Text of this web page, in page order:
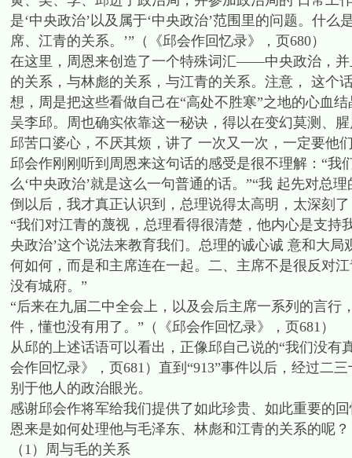
是‘中央政治’以及属于‘中央政治’范围里的问题。什
席、江青的关系。’”（《邱会作回忆录》，页680）
在这里，周恩来创造了一个特殊词汇——中央政治，并
的关系，与林彪的关系，与江青的关系。注意， 这个
想，周是把这些看做自己在“高处不胜寒”之地的心血
吴李邱。周也确实依靠这一秘诀，得以在变幻莫测、
邱苦口婆心，不厌其烦，讲了 一次又一次，一定要他
邱会作刚刚听到周恩来这句话的感受是很不理解：“我
么‘中央政治’就是这么一句普通的话。”“我 起先对总
倒以后，我才真正认识到，总理说得太高明，太深刻
“我们对江青的蔑视，总理看得很清楚，他内心是支
央政治’这个说法来教育我们。总理的诚心诚 意和大
何如何，而是和主席连在一起。二、主席不是很反对
没有城府。”
“后来在九届二中全会上，以及会后主席一系列的言行
件，懂也没有用了。”（《邱会作回忆录》，页681）
从邱的上述话语可以看出，正像邱自己说的“我们没
会作回忆录》，页681）直到“913”事件以后，经过二
别于他人的政治眼光。
感谢邱会作将军给我们提供了如此珍贵、如此重要的
恩来是如何处理他与毛泽东、林彪和江青的关系的呢？
（1）周与毛的关系